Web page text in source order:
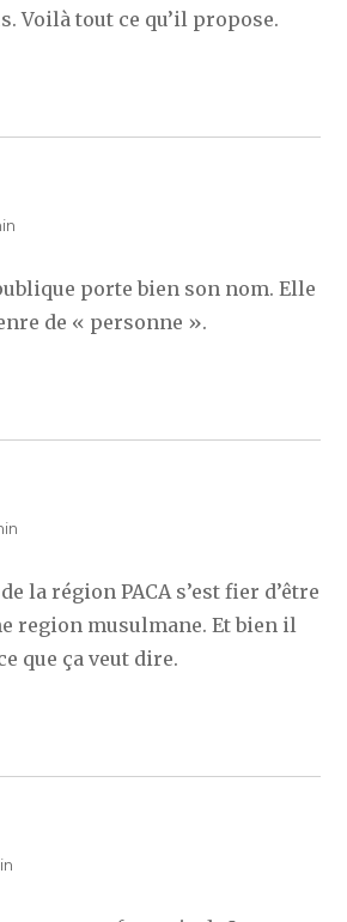
Voilà tout ce qu’il propose.
porte bien son nom. Elle
de « personne ».
la région PACA s’est fier d’être
region musulmane. Et bien il
que ça veut dire.